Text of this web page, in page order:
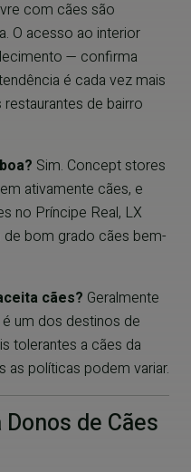
com cães são
O acesso ao interior
— confirma
é cada vez mais
de bairro
Sim. Concept stores
ativamente cães, e
no Príncipe Real, LX
bom grado cães bem-
cães? Geralmente
um dos destinos de
tolerantes a cães da
as políticas podem variar.
de Cães